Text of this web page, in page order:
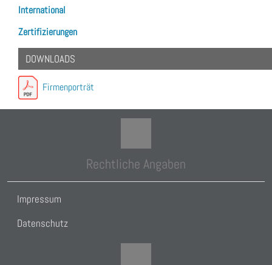
International
Zertifizierungen
DOWNLOADS
Firmenporträt
Rechtliche Angaben
Impressum
Datenschutz